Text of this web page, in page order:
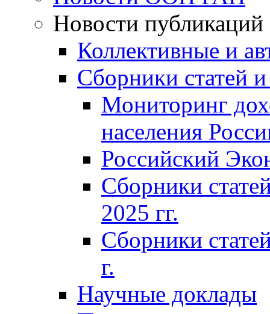
Новости публикаций
Коллективные и
Сборники статей
Мониторинг
населения
Российский
Сборники
2025 гг.
Сборники
г.
Научные доклады